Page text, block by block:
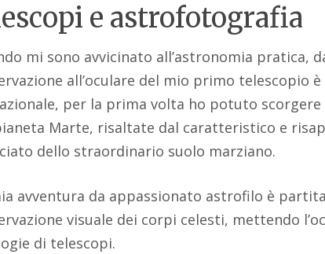
e astrofotografia
mi sono avvicinato all’astronomia pratica,
all’oculare del mio primo telescopio
per la prima volta ho potuto
Marte, risaltate dal caratteristico e
dello straordinario suolo marziano.
avventura da appassionato astrofilo è
visuale dei corpi celesti, mettendo
di telescopi.